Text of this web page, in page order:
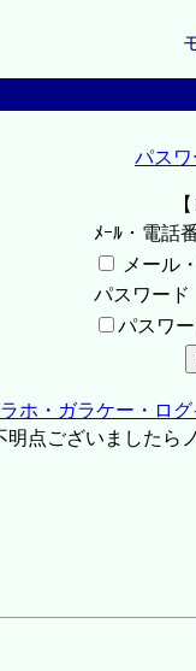
パス
ﾒｰﾙ・電話
メール
パスワード
パスワ
ホ・ガラケー・ロ
点ございましたら